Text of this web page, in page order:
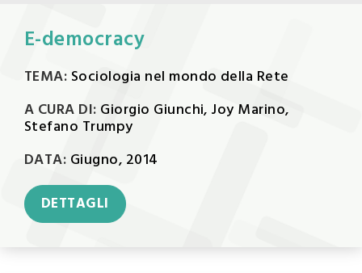
E-democracy
TEMA: Sociologia nel mondo della Rete
A CURA DI: Giorgio Giunchi, Joy Marino,
Stefano Trumpy
DATA: Giugno, 2014
DETTAGLI